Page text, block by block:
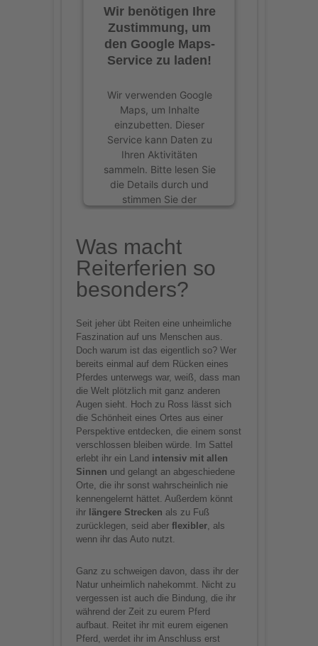
Wir benötigen Ihre
Zustimmung, um
den Google Maps-
Service zu laden!
Wir verwenden Google
Maps, um Inhalte
einzubetten. Dieser
Service kann Daten zu
Ihren Aktivitäten
sammeln. Bitte lesen Sie
die Details durch und
stimmen Sie der
anzuzeigen.
Mehr Informationen
powered by Usercentrics
Consent Management
Was macht
Reiterferien so
besonders?
Seit jeher übt Reiten eine unheimliche
Faszination auf uns Menschen aus.
Doch warum ist das eigentlich so? Wer
bereits einmal auf dem Rücken eines
Pferdes unterwegs war, weiß, dass man
die Welt plötzlich mit ganz anderen
Augen sieht. Hoch zu Ross lässt sich
die Schönheit eines Ortes aus einer
Perspektive entdecken, die einem sonst
verschlossen bleiben würde. Im Sattel
erlebt ihr ein Land intensiv mit allen
Sinnen und gelangt an abgeschiedene
Orte, die ihr sonst wahrscheinlich nie
kennengelernt hättet. Außerdem könnt
ihr längere Strecken als zu Fuß
zurücklegen, seid aber flexibler, als
wenn ihr das Auto nutzt.
Ganz zu schweigen davon, dass ihr der
Natur unheimlich nahekommt. Nicht zu
vergessen ist auch die Bindung, die ihr
während der Zeit zu eurem Pferd
aufbaut. Reitet ihr mit eurem eigenen
Pferd, werdet ihr im Anschluss erst